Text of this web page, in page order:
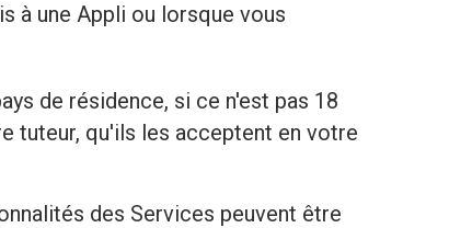
à une Appli ou lorsque vous
de résidence, si ce n'est pas 18
tuteur, qu'ils les acceptent en votre
des Services peuvent être